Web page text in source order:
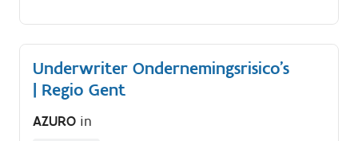
bijdragen aan kennisdeling binnen een expertenteam
Underwriter Ondernemingsrisico’s
| Regio Gent
AZURO in